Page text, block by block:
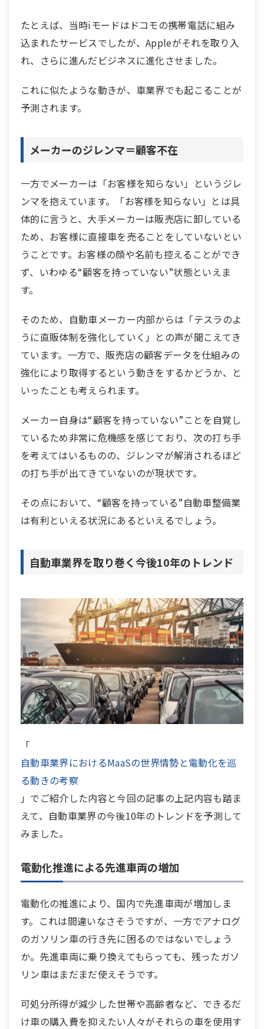
たとえば、当時iモードはドコモの携帯電話に組み
込まれたサービスでしたが、Appleがそれを取り入
れ、さらに進んだビジネスに進化させました。
これに似たような動きが、車業界でも起こることが
予測されます。
メーカーのジレンマ＝顧客不在
一方でメーカーは「お客様を知らない」というジレ
ンマを抱えています。「お客様を知らない」とは具
体的に言うと、大手メーカーは販売店に卸している
ため、お客様に直接車を売ることをしていないとい
うことです。お客様の顔や名前も控えることができ
ず、いわゆる“顧客を持っていない”状態といえま
す。
そのため、自動車メーカー内部からは「テスラのよ
うに直販体制を強化していく」との声が聞こえてき
ています。一方で、販売店の顧客データを仕組みの
強化により取得するという動きをするかどうか、と
いったことも考えられます。
メーカー自身は“顧客を持っていない”ことを自覚し
ているため非常に危機感を感じており、次の打ち手
を考えてはいるものの、ジレンマが解消されるほど
の打ち手が出てきていないのが現状です。
その点において、“顧客を持っている”自動車整備業
は有利といえる状況にあるといえるでしょう。
自動車業界を取り巻く今後10年のトレンド
「
自動車業界におけるMaaSの世界情勢と電動化を巡
る動きの考察
」でご紹介した内容と今回の記事の上記内容も踏ま
えて、自動車業界の今後10年のトレンドを予測して
みました。
電動化推進による先進車両の増加
電動化の推進により、国内で先進車両が増加しま
す。これは間違いなさそうですが、一方でアナログ
のガソリン車の行き先に困るのではないでしょう
か。先進車両に乗り換えてもらっても、残ったガソ
リン車はまだまだ使えそうです。
可処分所得が減少した世帯や高齢者など、できるだ
け車の購入費を抑えたい人々がそれらの車を使用す